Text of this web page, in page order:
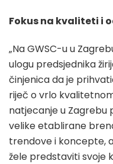
Fokus na kvaliteti i
„Na GWSC-u u
ulogu predsjednika
činjenica da je
riječ o vrlo
natjecanje u Zagrebu
velike etablirane
trendove i koncepte,
žele predstaviti svoje